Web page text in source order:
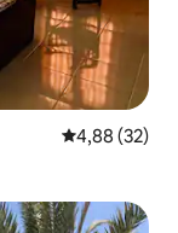
Classificação
4,88 (32)